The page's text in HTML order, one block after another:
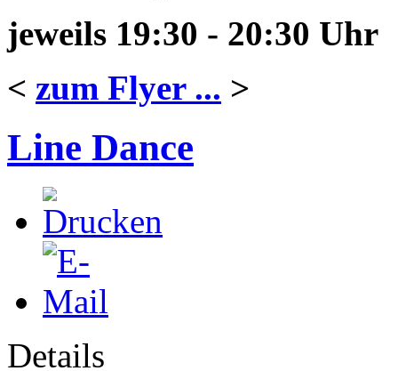
jeweils 19:30 - 20:30 Uhr
< zum Flyer ... >
Line Dance
Details